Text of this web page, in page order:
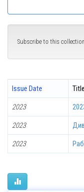
Subscribe to this
Issue Date
Title
2023
2023
2023